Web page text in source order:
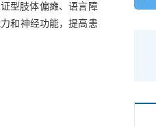
证型肢体偏瘫、语言障
和神经功能，提高患